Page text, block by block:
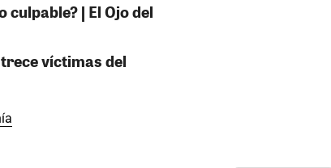
culpable? | El Ojo del
víctimas del